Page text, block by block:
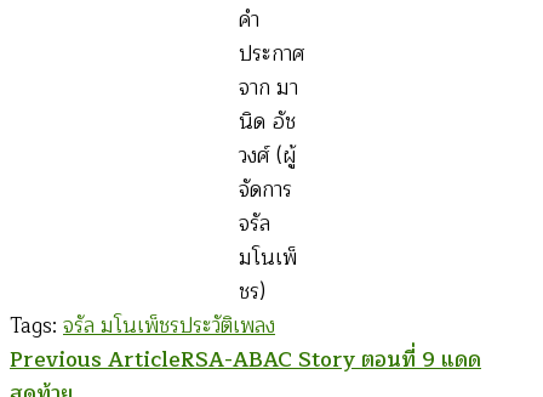
คำ
ประกาศ
จาก มา
นิด อัช
วงศ์ (ผู้
จัดการ
จรัล
มโนเพ็
ชร)
Tags: จรัล มโนเพ็ชรประวัติเพลง
Post
Previous ArticleRSA-ABAC Story ตอนที่ 9 แดด